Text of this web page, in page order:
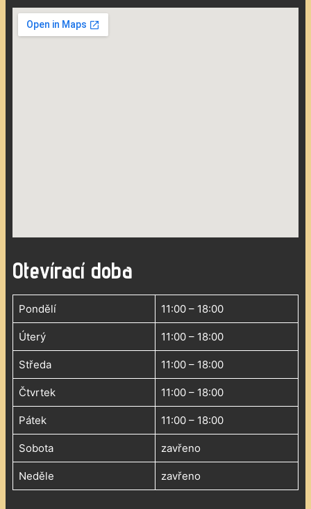
Otevírací doba
Pondělí 11:00 – 18:00
Úterý 11:00 – 18:00
Středa 11:00 – 18:00
Čtvrtek 11:00 – 18:00
Pátek 11:00 – 18:00
Sobota zavřeno
Neděle zavřeno